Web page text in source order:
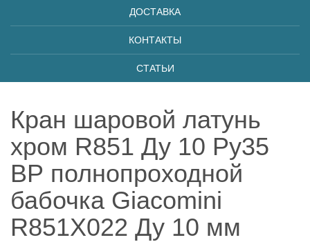
ДОСТАВКА
КОНТАКТЫ
СТАТЬИ
Кран шаровой латунь
хром R851 Ду 10 Ру35
ВР полнопроходной
бабочка Giacomini
R851X022 Ду 10 мм